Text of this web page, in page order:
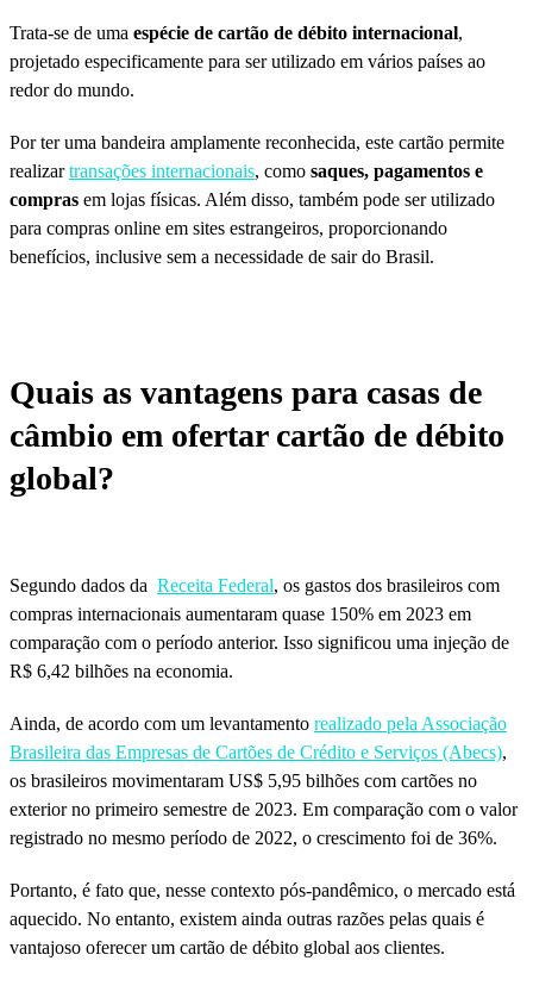
Trata-se de uma espécie de cartão de débito internacional,
projetado especificamente para ser utilizado em vários países ao
redor do mundo.
Por ter uma bandeira amplamente reconhecida, este cartão permite
realizartransações internacionais, como saques, pagamentos e
compras em lojas físicas. Além disso, também pode ser utilizado
para compras online em sites estrangeiros, proporcionando
benefícios, inclusive sem a necessidade de sair do Brasil.
Quais as vantagens para casas de
câmbio em ofertar cartão de débito
global?
Segundo dados da Receita Federal, os gastos dos brasileiros com
compras internacionais aumentaram quase 150% em 2023 em
comparação com o período anterior. Isso significou uma injeção de
R$ 6,42 bilhões na economia.
Ainda, de acordo com um levantamento realizado pela Associação
Brasileira das Empresas de Cartões de Crédito e Serviços (Abecs),
os brasileiros movimentaram US$ 5,95 bilhões com cartões no
exterior no primeiro semestre de 2023. Em comparação com o valor
registrado no mesmo período de 2022, o crescimento foi de 36%.
Portanto, é fato que, nesse contexto pós-pandêmico, o mercado está
aquecido. No entanto, existem ainda outras razões pelas quais é
vantajoso oferecer um cartão de débito global aos clientes.